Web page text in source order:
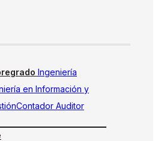
Ingeniería
en Información y
Contador Auditor